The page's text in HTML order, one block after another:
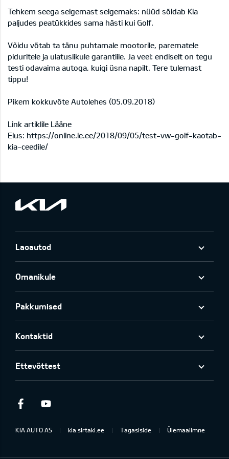
Tehkem seega selgemast selgemaks: nüüd sõidab Kia
paljudes peatükkides sama hästi kui Golf.
Võidu võtab ta tänu puhtamale mootorile, parematele
piduritele ja ulatuslikule garantiile. Ja veel: endiselt on tegu
testi odavaima autoga, kuigi üsna napilt. Tere tulemast
tippu!
Pikem kokkuvõte Autolehes (05.09.2018)
Link artiklile Lääne
Elus: https://online.le.ee/2018/09/05/test-vw-golf-kaotab-
kia-ceedile/
Laoautod
Omanikule
Pakkumised
Kontaktid
Ettevõttest
Facebook
KIA AUTO AS kia.sirtaki.ee Tagasiside Ülemaailmne